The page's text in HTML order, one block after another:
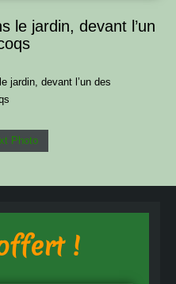
le jardin, devant l’un
jardin, devant l’un des
Photo
!